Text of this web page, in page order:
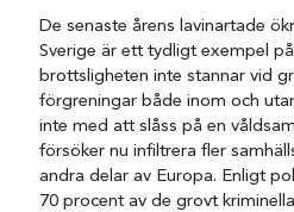
De senaste årens lavinartade
Sverige är ett tydligt exempel
brottsligheten inte stannar vid
förgreningar både inom och
inte med att slåss på en
försöker nu infiltrera fler
andra delar av Europa. Enligt
70 procent av de grovt